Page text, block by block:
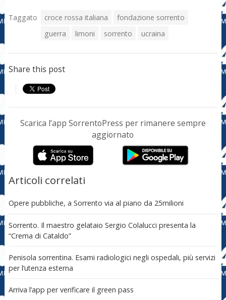
Taggato croce rossa italiana
fondazione sorrento
guerra
limoni sorrento ucraina
Share this post
Scarica l’app SorrentoPress per rimanere sempre
aggiornato
Articoli correlati
Opere pubbliche, a Sorrento via al piano da 25milioni
Sorrento. Il maestro gelataio Sergio Colalucci presenta la
“Crema di Cataldo”
Penisola sorrentina. Esami radiologici negli ospedali, più servizi
per l’utenza esterna
Arriva l’app per verificare il green pass